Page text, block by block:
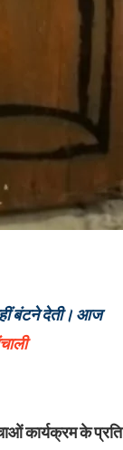
बंटने देती।आज
कार्यक्रम के प्रति